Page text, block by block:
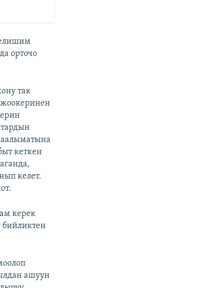
орточо
так
жоокеринен
кеткен
келет.
керек
бийликтен
ашуун